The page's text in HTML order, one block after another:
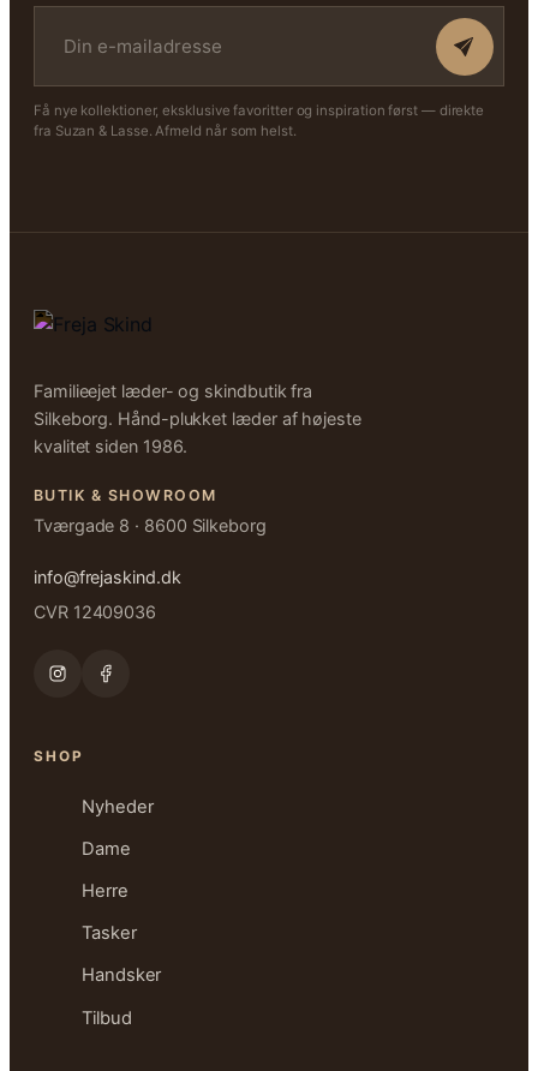
Få nye kollektioner, eksklusive favoritter og inspiration først — direkte
fra Suzan & Lasse. Afmeld når som helst.
Familieejet læder- og skindbutik fra
Silkeborg. Hånd-plukket læder af højeste
kvalitet siden 1986.
BUTIK & SHOWROOM
Tværgade 8 · 8600 Silkeborg
info@frejaskind.dk
CVR 12409036
SHOP
Nyheder
Dame
Herre
Tasker
Handsker
Tilbud